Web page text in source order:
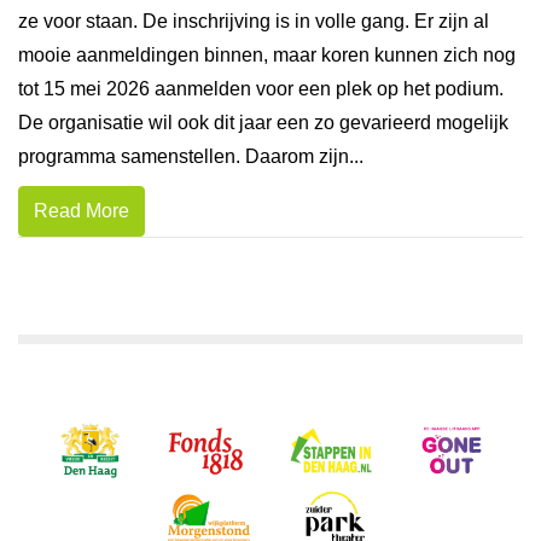
ze voor staan. De inschrijving is in volle gang. Er zijn al
mooie aanmeldingen binnen, maar koren kunnen zich nog
tot 15 mei 2026 aanmelden voor een plek op het podium.
De organisatie wil ook dit jaar een zo gevarieerd mogelijk
programma samenstellen. Daarom zijn...
Read More